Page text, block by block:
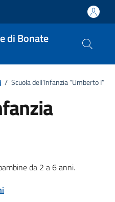
di Bonate
/ Scuola dell’Infanzia “Umberto I”
da 2 a 6 anni.